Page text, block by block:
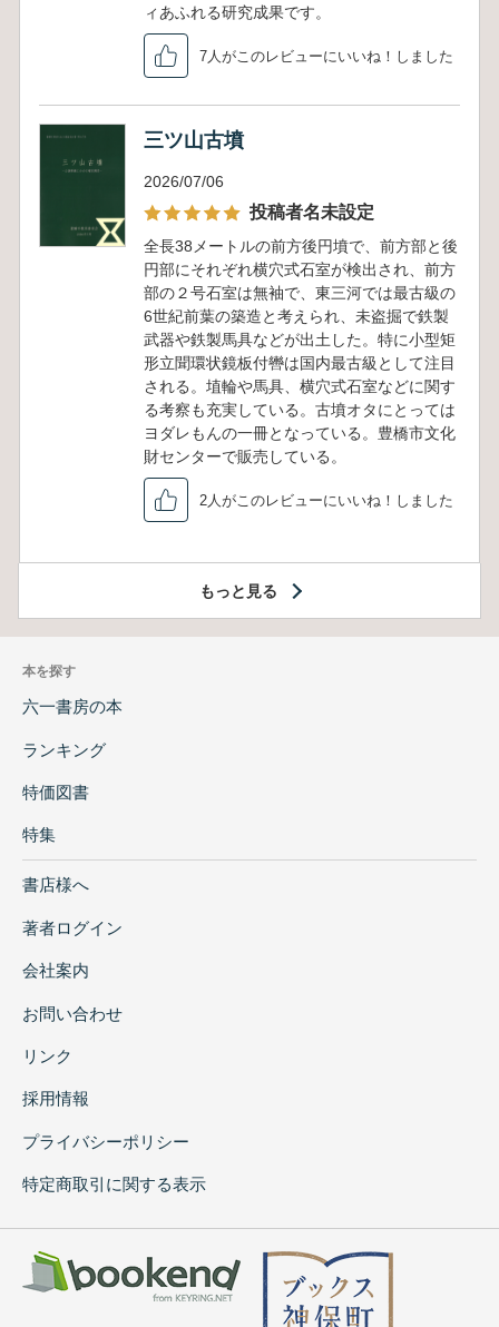
ィあふれる研究成果です。
7人がこのレビューにいいね！しました
三ツ山古墳
2026/07/06
投稿者名未設定
全長38メートルの前方後円墳で、前方部と後
円部にそれぞれ横穴式石室が検出され、前方
部の２号石室は無袖で、東三河では最古級の
6世紀前葉の築造と考えられ、未盗掘で鉄製
武器や鉄製馬具などが出土した。特に小型矩
形立聞環状鏡板付轡は国内最古級として注目
される。埴輪や馬具、横穴式石室などに関す
る考察も充実している。古墳オタにとっては
ヨダレもんの一冊となっている。豊橋市文化
財センターで販売している。
2人がこのレビューにいいね！しました
もっと見る
本を探す
六一書房の本
ランキング
特価図書
特集
書店様へ
著者ログイン
会社案内
お問い合わせ
リンク
採用情報
プライバシーポリシー
特定商取引に関する表示